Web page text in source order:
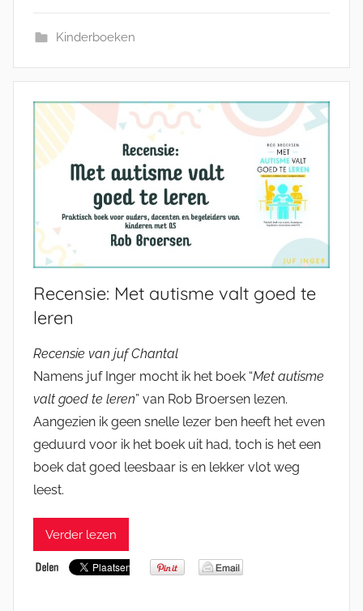
Kinderboeken
Recensie: Met autisme valt goed te
leren
Recensie van juf Chantal
Namens juf Inger mocht ik het boek “Met autisme
valt goed te leren” van Rob Broersen lezen.
Aangezien ik geen snelle lezer ben heeft het even
geduurd voor ik het boek uit had, toch is het een
boek dat goed leesbaar is en lekker vlot weg
leest.
Verder lezen